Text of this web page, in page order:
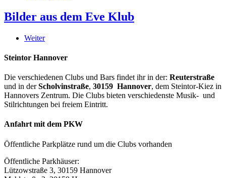
Bilder aus dem Eve Klub
Weiter
Steintor Hannover
Die verschiedenen Clubs und Bars findet ihr in der: Reuterstraße
und in derScholvinstraße, 30159 Hannover, dem Steintor-Kiez in
Hannovers Zentrum. Die Clubs bieten verschiedenste Musik- und
Stilrichtungen bei freiem Eintritt.
Anfahrt mit dem PKW
Öffentliche Parkplätze rund um die Clubs vorhanden
Öffentliche Parkhäuser:
Lützowstraße 3, 30159 Hannover